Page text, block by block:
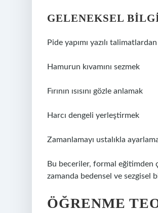
GELENEKSEL
Pide yapımı yazılı
Hamurun kıvamını sezmek
Fırının ısısını gözle anlamak
Harcı dengeli yerleştirmek
Zamanlamayı ustalıkla
Bu beceriler, formal eğitimden
zamanda bedensel ve sezgisel
ÖĞRENME